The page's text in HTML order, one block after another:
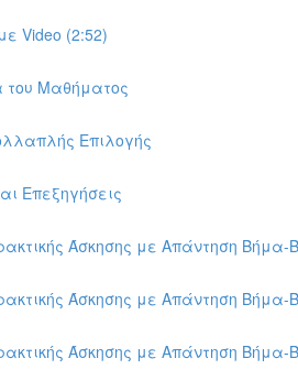
Video (2:52)
του Μαθήματος
Επιλογής
Επεξηγήσεις
Άσκησης με Απάντηση Βήμα-
Άσκησης με Απάντηση Βήμα-
Άσκησης με Απάντηση Βήμα-